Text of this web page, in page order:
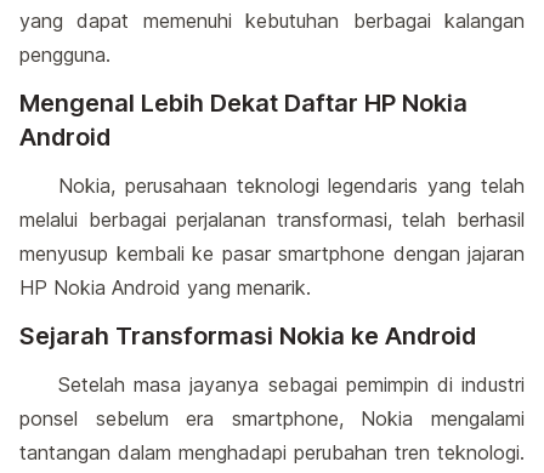
yang dapat memenuhi kebutuhan berbagai kalangan
pengguna.
Mengenal Lebih Dekat Daftar HP Nokia
Android
Nokia, perusahaan teknologi legendaris yang telah
melalui berbagai perjalanan transformasi, telah berhasil
menyusup kembali ke pasar smartphone dengan jajaran
HP Nokia Android yang menarik.
Sejarah Transformasi Nokia ke Android
Setelah masa jayanya sebagai pemimpin di industri
ponsel sebelum era smartphone, Nokia mengalami
tantangan dalam menghadapi perubahan tren teknologi.